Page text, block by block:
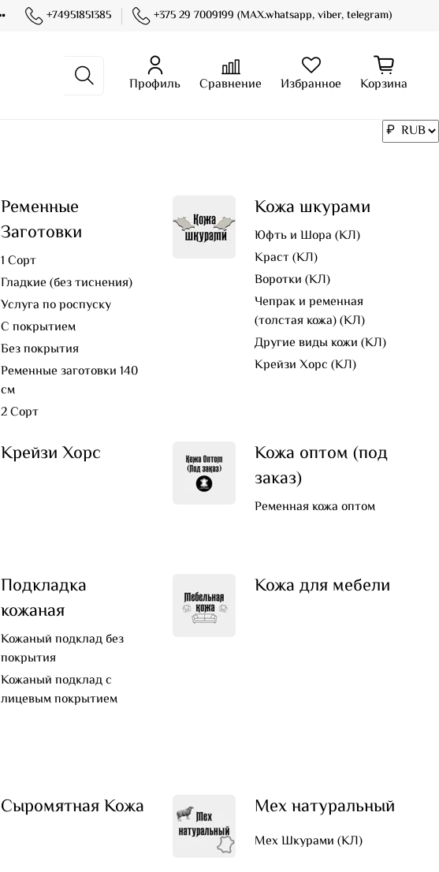
+74951851385 +375 29 7009199 (MAX.whatsapp, viber, telegram)
Профиль Сравнение Избранное Корзина
Ременные
Заготовки
1 Сорт
Гладкие (без тиснения)
Услуга по роспуску
С покрытием
Без покрытия
Ременные заготовки 140
см
2 Сорт
Кожа шкурами
Юфть и Шора (КЛ)
Краст (КЛ)
Воротки (КЛ)
Чепрак и ременная
(толстая кожа) (КЛ)
Другие виды кожи (КЛ)
Крейзи Хорс (КЛ)
Крейзи Хорс
Кожа оптом (под
заказ)
Ременная кожа оптом
Подкладка
кожаная
Кожаный подклад без
покрытия
Кожаный подклад с
лицевым покрытием
Кожа для мебели
Сыромятная Кожа Мех натуральный
Мех Шкурами (КЛ)